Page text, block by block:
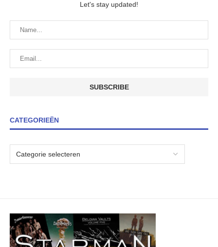
Let's stay updated!
CATEGORIEËN